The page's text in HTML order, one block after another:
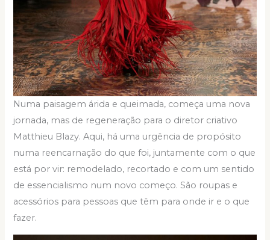
Numa paisagem árida e queimada, começa uma nova
jornada, mas de regeneração para o diretor criativo
Matthieu Blazy. Aqui, há uma urgência de propósito
numa reencarnação do que foi, juntamente com o que
está por vir: remodelado, recortado e com um sentido
de essencialismo num novo começo. São roupas e
acessórios para pessoas que têm para onde ir e o que
fazer.